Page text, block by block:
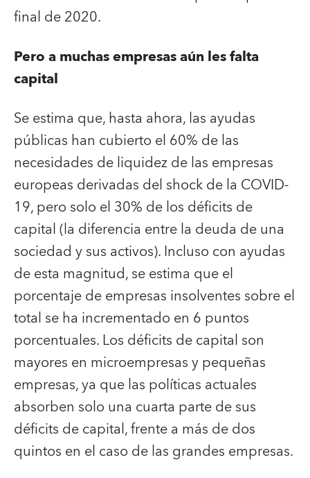
final de 2020.
Pero a muchas empresas aún les falta
capital
Se estima que, hasta ahora, las ayudas
públicas han cubierto el 60% de las
necesidades de liquidez de las empresas
europeas derivadas del shock de la COVID-
19, pero solo el 30% de los déficits de
capital (la diferencia entre la deuda de una
sociedad y sus activos). Incluso con ayudas
de esta magnitud, se estima que el
porcentaje de empresas insolventes sobre el
total se ha incrementado en 6 puntos
porcentuales. Los déficits de capital son
mayores en microempresas y pequeñas
empresas, ya que las políticas actuales
absorben solo una cuarta parte de sus
déficits de capital, frente a más de dos
quintos en el caso de las grandes empresas.